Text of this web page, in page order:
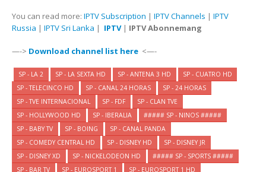
You can read more: IPTV Subscription | IPTV Channels | IPTV
Russia | IPTV Sri Lanka | IPTV| IPTV Abonnemang
—-> Download channel list here <—-
SP - LA 2 SP - LA SEXTA HD SP - ANTENA 3 HD
SP - CUATRO HD
SP - TELECINCO HD
SP - CANAL 24 HORAS
SP - 24 HORAS
SP - TVE INTERNACIONAL
SP - FDF
SP - CLAN TVE
SP - HOLLYWOOD HD
SP - IBERALIA
##### SP - NINOS #####
SP - BABY TV
SP - BOING
SP - CANAL PANDA
SP - COMEDY CENTRAL HD
SP - DISNEY HD
SP - DISNEY JR
SP - DISNEY XD
SP - NICKELODEON HD
##### SP - SPORTS #####
SP - BAR TV
SP - EUROSPORT 1 SP - EUROSPORT 1 HD